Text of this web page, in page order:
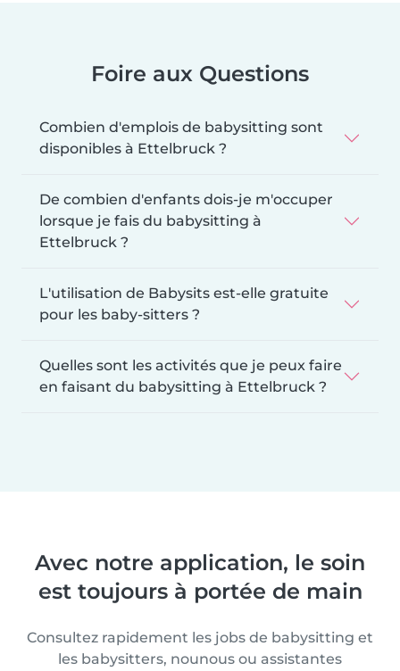
Foire aux Questions
Combien d'emplois de babysitting sont
disponibles à Ettelbruck ?
De combien d'enfants dois-je m'occuper
lorsque je fais du babysitting à
Ettelbruck ?
L'utilisation de Babysits est-elle gratuite
pour les baby-sitters ?
Quelles sont les activités que je peux faire
en faisant du babysitting à Ettelbruck ?
Avec notre application, le soin
est toujours à portée de main
Consultez rapidement les jobs de babysitting et
les babysitters, nounous ou assistantes